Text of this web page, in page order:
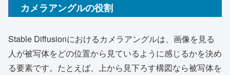
カメラアングルの役割
Stable Diffusionにおけるカメラアングルは、画像を見る
人が被写体をどの位置から見ているように感じるかを決め
る要素です。たとえば、上から見下ろす構図なら被写体を